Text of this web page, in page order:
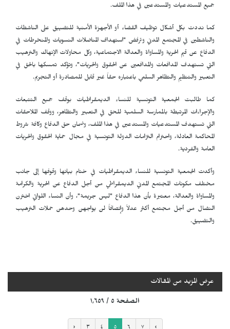
جميع المستدعيات والمستدعين في هذا الملف.
كما نددت بكل أشكال توظيف القضاء أو الأجهزة الأمنية للتضييق على الناشطات
والناشطين في المجتمع المدني وترفض "استهداف المناضلات النسويات والمنخرطات في
الدفاع عن قيم الحرية والمساواة والعدالة الاجتماعية، وكل محاولات الإنهاك والترهيب
التي تستهدف المدافعات والمدافعين عن الحقوق والحريات"، وتؤكد تمسكها بالحق في
التعبير والتنظيم والتظاهر السلمي باعتباره حقاً غير قابل للمصادرة أو التجريم.
كما طالبت الجمعية التونسية للنساء الديمقراطيات بوقف جميع التتبعات
والإجراءات المرتبطة بالممارسة السلمية للحق في التعبير والتظاهر، ووقف الملاحقات
التي تستهدف المستدعيات والمستدعين في هذا الملف، وضمان حق الدفاع وكافة شروط
المحاكمة العادلة، واحترام التزامات الدولة التونسية في مجال حماية الحقوق والحريات
العامة والفردية.
وأكدت الجمعية التونسية للنساء الديمقراطيات في ختام بيانها وقوفها إلى جانب
مختلف مكونات المجتمع المدني الديمقراطي من أجل الدفاع عن الحرية والكرامة
والمساواة والعدالة، معتبرة بأن هذا الدفاع "ليس جريمة"، وأن النساء اللواتي اخترن
النضال من أجل مجتمع أكثر عدلاً وإنصافاً لن يواجهن وحدهن حملات الترهيب
والتضييق.
عرض المزيد من المقالات
الصفحة ٥ / ١٬٦٥٩